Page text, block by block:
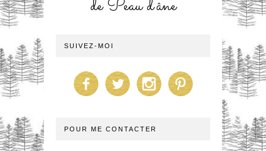
de Peau d'âne
SUIVEZ-MOI
POUR ME CONTACTER